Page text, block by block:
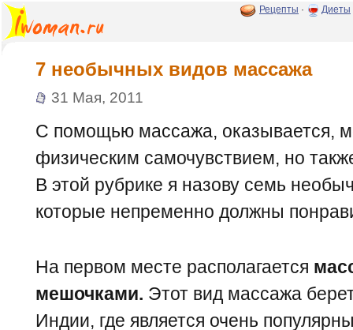
Рецепты · Диеты
7 необычных видов массажа
31 Мая, 2011
С помощью массажа, оказывается,
физическим самочувствием, но
В этой рубрике я назову семь
которые непременно должны
На первом месте располагается
мешочками. Этот вид массажа
Индии, где является очень